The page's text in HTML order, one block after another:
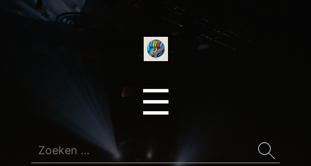
☰
Zoeken
naar: